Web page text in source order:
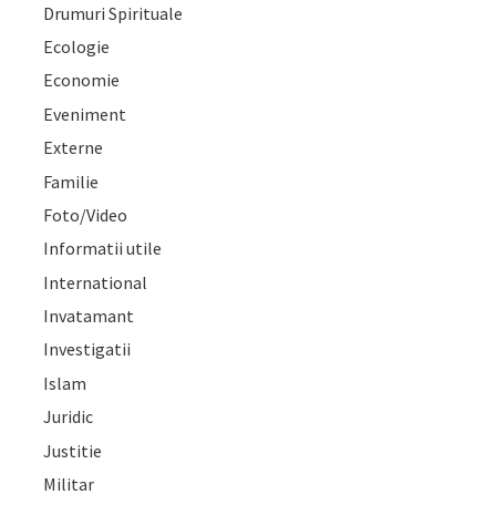
Drumuri Spirituale
Ecologie
Economie
Eveniment
Externe
Familie
Foto/Video
Informatii utile
International
Invatamant
Investigatii
Islam
Juridic
Justitie
Militar